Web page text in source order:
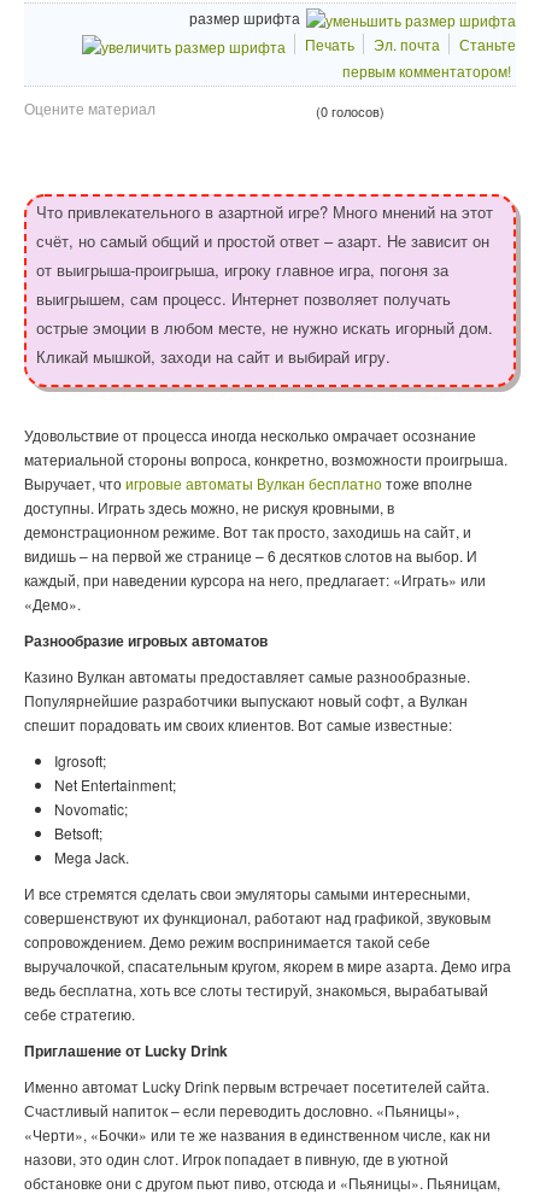
размер шрифта
Печать
Эл. почта
Станьте
первым комментатором!
Оцените материал
(0 голосов)
Что привлекательного в азартной игре? Много мнений на этот
счёт, но самый общий и простой ответ – азарт. Не зависит он
от выигрыша-проигрыша, игроку главное игра, погоня за
выигрышем, сам процесс. Интернет позволяет получать
острые эмоции в любом месте, не нужно искать игорный дом.
Кликай мышкой, заходи на сайт и выбирай игру.
Удовольствие от процесса иногда несколько омрачает осознание
материальной стороны вопроса, конкретно, возможности проигрыша.
Выручает, чтоигровые автоматы Вулкан бесплатнотоже вполне
доступны. Играть здесь можно, не рискуя кровными, в
демонстрационном режиме. Вот так просто, заходишь на сайт, и
видишь – на первой же странице – 6 десятков слотов на выбор. И
каждый, при наведении курсора на него, предлагает: «Играть» или
«Демо».
Разнообразие игровых автоматов
Казино Вулкан автоматы предоставляет самые разнообразные.
Популярнейшие разработчики выпускают новый софт, а Вулкан
спешит порадовать им своих клиентов. Вот самые известные:
Igrosoft;
Net Entertainment;
Novomatic;
Betsoft;
Mega Jack.
И все стремятся сделать свои эмуляторы самыми интересными,
совершенствуют их функционал, работают над графикой, звуковым
сопровождением. Демо режим воспринимается такой себе
выручалочкой, спасательным кругом, якорем в мире азарта. Демо игра
ведь бесплатна, хоть все слоты тестируй, знакомься, вырабатывай
себе стратегию.
Приглашение от Lucky Drink
Именно автомат Lucky Drink первым встречает посетителей сайта.
Счастливый напиток – если переводить дословно. «Пьяницы»,
«Черти», «Бочки» или те же названия в единственном числе, как ни
назови, это один слот. Игрок попадает в пивную, где в уютной
обстановке они с другом пьют пиво, отсюда и «Пьяницы». Пьяницам,